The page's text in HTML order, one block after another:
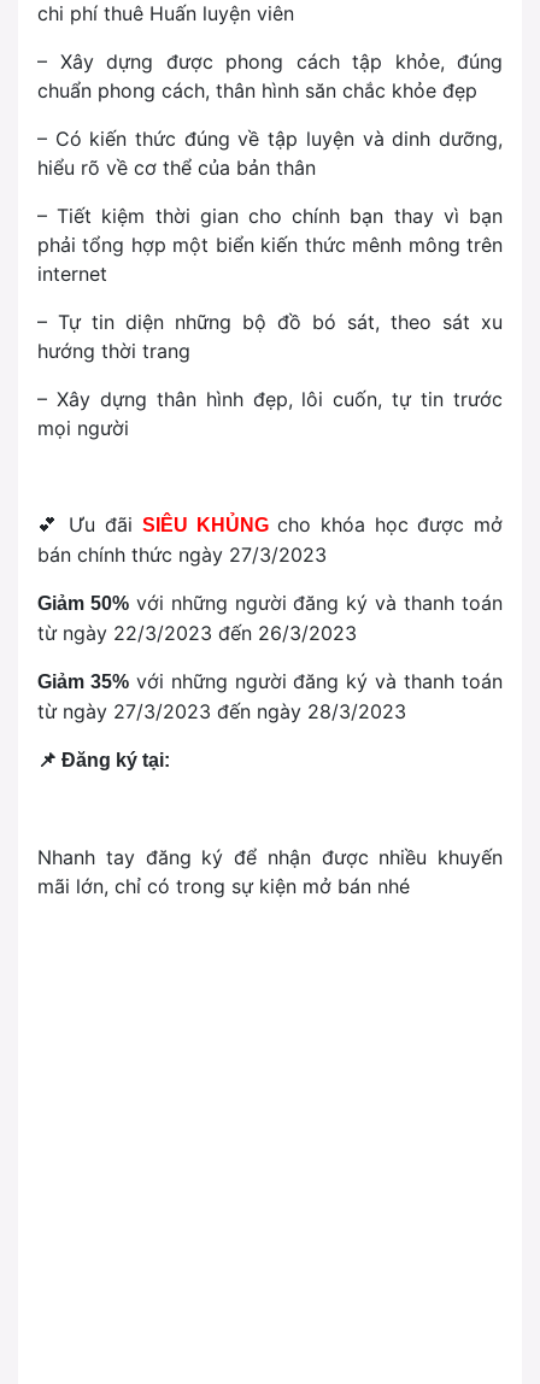
chi phí thuê Huấn luyện viên
– Xây dựng được phong cách tập khỏe, đúng
chuẩn phong cách, thân hình săn chắc khỏe đẹp
– Có kiến thức đúng về tập luyện và dinh dưỡng,
hiểu rõ về cơ thể của bản thân
– Tiết kiệm thời gian cho chính bạn thay vì bạn
phải tổng hợp một biển kiến thức mênh mông trên
internet
– Tự tin diện những bộ đồ bó sát, theo sát xu
hướng thời trang
– Xây dựng thân hình đẹp, lôi cuốn, tự tin trước
mọi người
💕 Ưu đãi SIÊU KHỦNGcho khóa học được mở
bán chính thức ngày 27/3/2023
Giảm 50%với những người đăng ký và thanh toán
từ ngày 22/3/2023 đến 26/3/2023
Giảm 35%với những người đăng ký và thanh toán
từ ngày 27/3/2023 đến ngày 28/3/2023
📌 Đăng ký tại:
Nhanh tay đăng ký để nhận được nhiều khuyến
mãi lớn, chỉ có trong sự kiện mở bán nhé